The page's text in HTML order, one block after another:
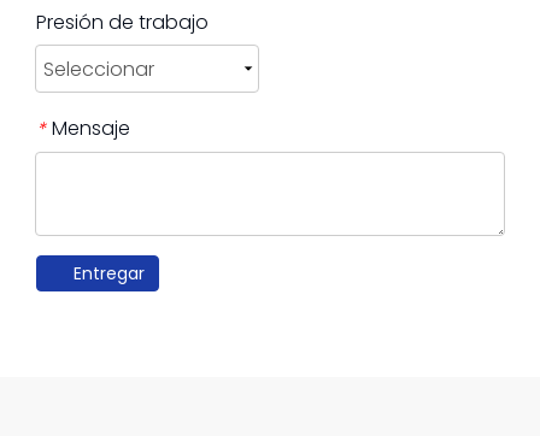
Presión de trabajo
* Mensaje
Entregar